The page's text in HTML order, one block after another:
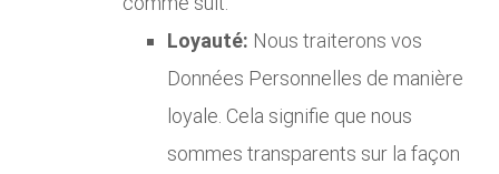
Loyauté: Nous traiterons vos
Données Personnelles de manière
loyale. Cela signifie que nous
sommes transparents sur la façon